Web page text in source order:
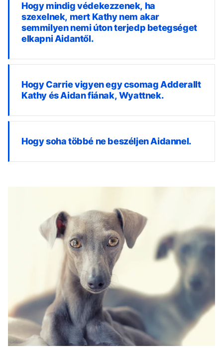
Hogy mindig védekezzenek, ha
szexelnek, mert Kathy nem akar
semmilyen nemi úton terjedp betegséget
elkapni Aidantől.
Hogy Carrie vigyen egy csomag Adderallt
Kathy és Aidan fiának, Wyattnek.
Hogy soha többé ne beszéljen Aidannel.